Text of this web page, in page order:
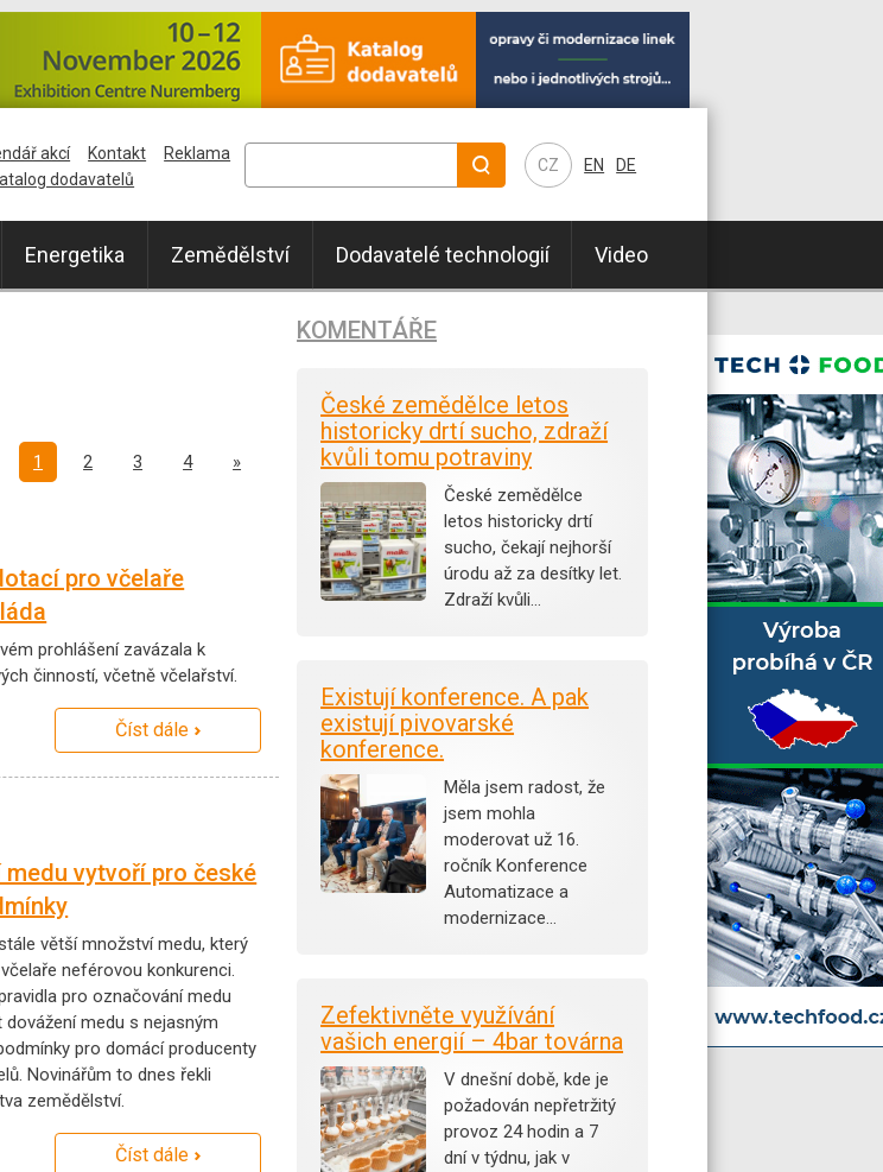
CZ EN DE
Energetika Zemědělství Dodavatelé technologií Video
akcí Kontakt
Reklama
dodavatelů
1 2 3 4 »Další
pro včelaře
prohlášení zavázala k
činností, včetně včelařství.
Číst dále
vytvoří pro české
větší množství medu, který
neférovou konkurenci.
pro označování medu
medu s nejasným
pro domácí producenty
Novinářům to dnes řekli
zemědělství.
Číst dále
KOMENTÁŘE
České zemědělce letos
historicky drtí sucho, zdraží
kvůli tomu potraviny
České zemědělce
letos historicky drtí
sucho, čekají nejhorší
úrodu až za desítky let.
Zdraží kvůli…
Existují konference. A pak
existují pivovarské
konference.
Měla jsem radost, že
jsem mohla
moderovat už 16.
ročník Konference
Automatizace a
modernizace…
Zefektivněte využívání
vašich energií – 4bar továrna
V dnešní době, kde je
požadován nepřetržitý
provoz 24 hodin a 7
dní v týdnu, jak v